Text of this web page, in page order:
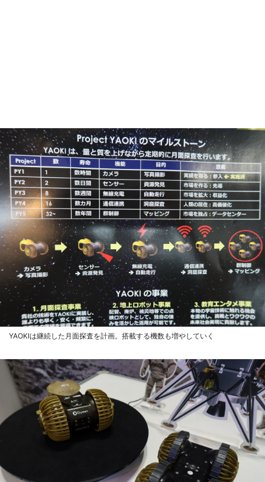
YAOKIは継続した月面探査を計画。搭載する機数も増やしていく